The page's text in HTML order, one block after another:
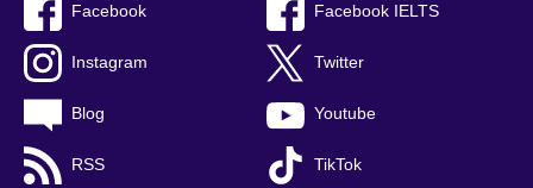
Facebook Facebook IELTS
Instagram Twitter
Blog Youtube
RSS TikTok